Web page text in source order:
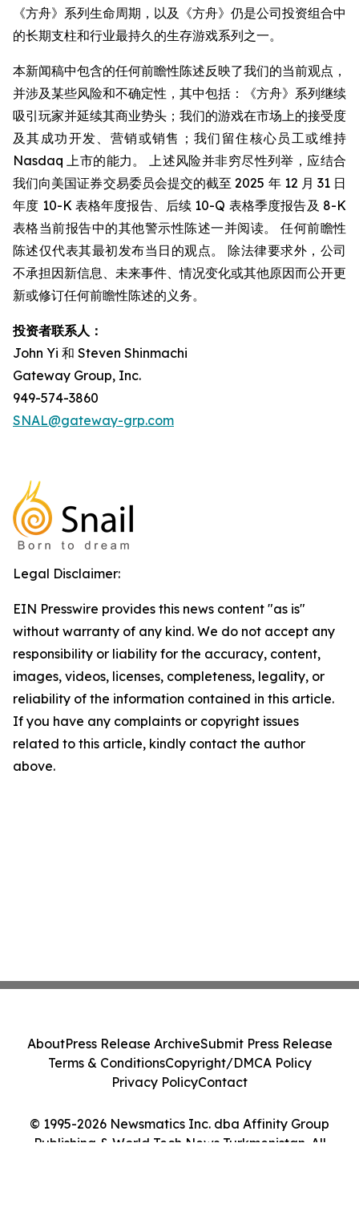
《方舟》系列生命周期，以及《方舟》仍是公司投资组合中
的长期支柱和行业最持久的生存游戏系列之一。
本新闻稿中包含的任何前瞻性陈述反映了我们的当前观点，
并涉及某些风险和不确定性，其中包括：《方舟》系列继续
吸引玩家并延续其商业势头；我们的游戏在市场上的接受度
及其成功开发、营销或销售；我们留住核心员工或维持
Nasdaq 上市的能力。 上述风险并非穷尽性列举，应结合
我们向美国证券交易委员会提交的截至 2025 年 12 月 31 日
年度 10-K 表格年度报告、后续 10-Q 表格季度报告及 8-K
表格当前报告中的其他警示性陈述一并阅读。 任何前瞻性
陈述仅代表其最初发布当日的观点。 除法律要求外，公司
不承担因新信息、未来事件、情况变化或其他原因而公开更
新或修订任何前瞻性陈述的义务。
投资者联系人：
John Yi 和 Steven Shinmachi
Gateway Group, Inc.
949-574-3860
SNAL@gateway-grp.com
Legal Disclaimer:
EIN Presswire provides this news content "as is"
without warranty of any kind. We do not accept any
responsibility or liability for the accuracy, content,
images, videos, licenses, completeness, legality, or
reliability of the information contained in this article.
If you have any complaints or copyright issues
related to this article, kindly contact the author
above.
© 1995-2026 Newsmatics Inc. dba Affinity Group
Publishing & World Tech News Turkmenistan. All
AboutPress Release ArchiveSubmit Press Release
Terms & ConditionsCopyright/DMCA Policy
Privacy PolicyContact